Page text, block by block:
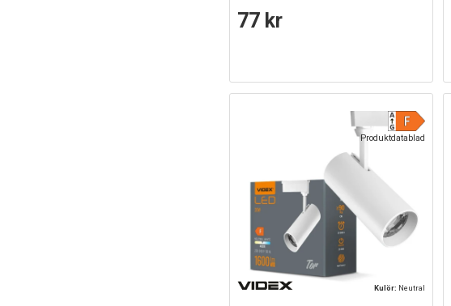
77 kr
Produktdatablad
Kulör: Neutral